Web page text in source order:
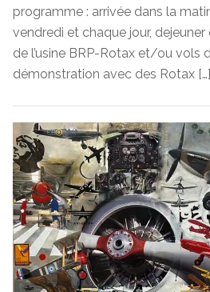
programme : arrivée dans la
vendredi et chaque jour, dejeuner
de l’usine BRP-Rotax et/ou vols
démonstration avec des Rotax […]